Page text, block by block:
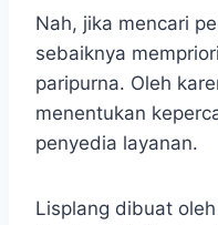
Nah, jika mencari
sebaiknya
paripurna. Oleh
menentukan
penyedia layanan.
Lisplang dibuat